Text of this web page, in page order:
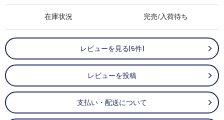
在庫状況 完売/入荷待ち
レビューを見る(5件)
レビューを投稿
支払い・配送について